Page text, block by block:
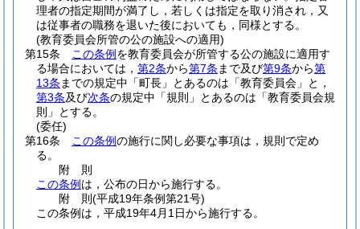
理者の指定期間が満了し，若しくは指定を取り消され，又
は従事者の職務を退いた後においても，同様とする。
(教育委員会所管の公の施設への適用)
第15条
この条例 を教育委員会が所管する公の施設に適用す
る場合においては， 第2条から第7条 まで及び第9条から第
13条 までの規定中「町長」とあるのは「教育委員会」と，
第3条及び次条の規定中「規則」とあるのは「教育委員会規
則」とする。
(委任)
第16条
この条例の施行に関し必要な事項は，規則で定め
る。
附 則
この条例 は，公布の日から施行する。
附 則(平成19年条例第21号)
この条例は，平成19年4月1日から施行する。